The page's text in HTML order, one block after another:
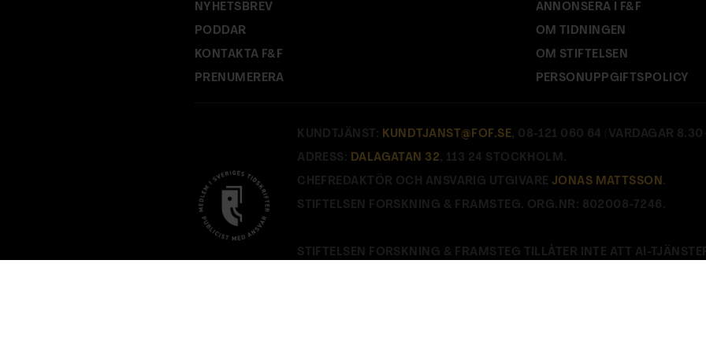
NYHETSBREV
PODDAR
KONTAKTA F&F
PRENUMERERA
ANNONSERA I F&F
OM TIDNINGEN
OM STIFTELSEN
PERSONUPPGIFTSPOLICY
KUNDTJÄNST: KUNDTJANST@FOF.SE, 08-121 060 64 (VARDAGAR
ADRESS: DALAGATAN 32 , 113 24 STOCKHOLM.
CHEFREDAKTÖR OCH ANSVARIG UTGIVARE JONAS MATTSSON .
STIFTELSEN FORSKNING & FRAMSTEG. ORG.NR: 802008-7246.
STIFTELSEN FORSKNING & FRAMSTEG TILLÅTER INTE ATT AI-